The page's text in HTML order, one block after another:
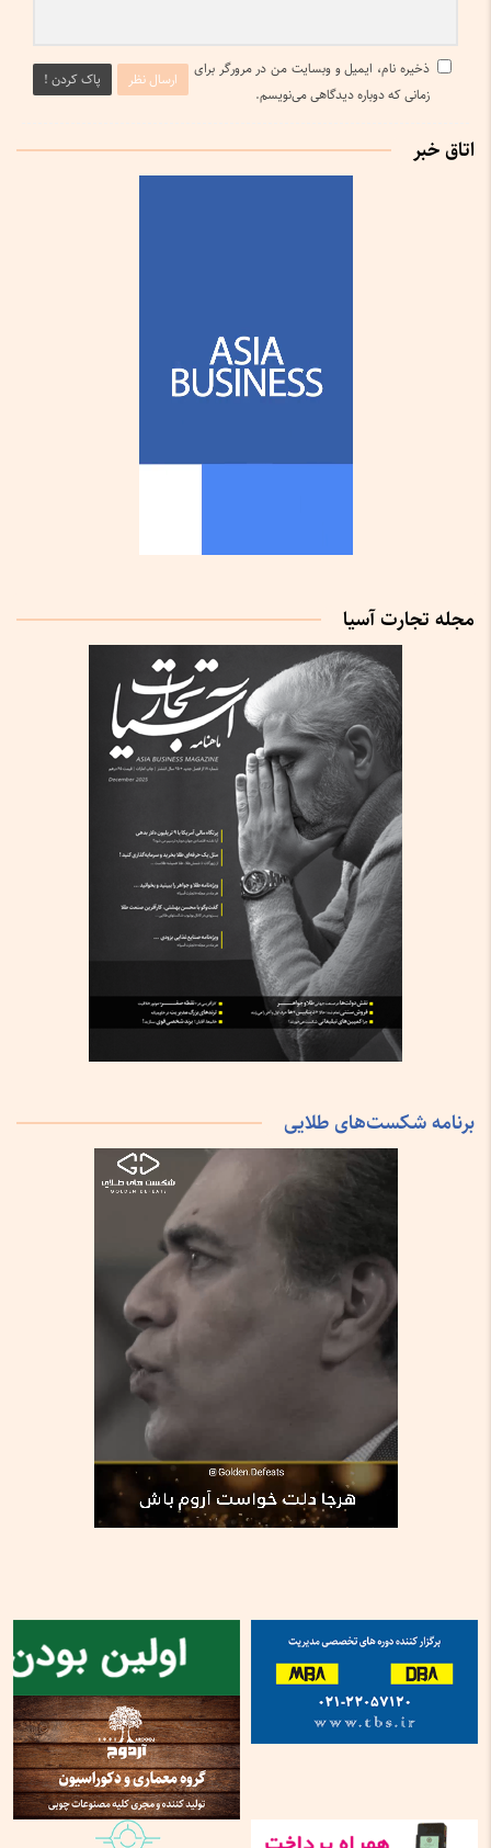
ارسال نظر پاک کردن !
ذخیره نام، ایمیل و وبسایت من در مرورگر برای
زمانی که دوباره دیدگاهی می‌نویسم.
اتاق خبر
مجله تجارت آسیا
برنامه شکست‌های طلایی